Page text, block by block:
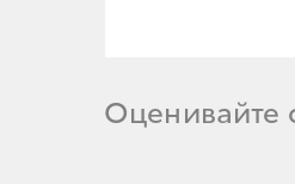
Оценивайте